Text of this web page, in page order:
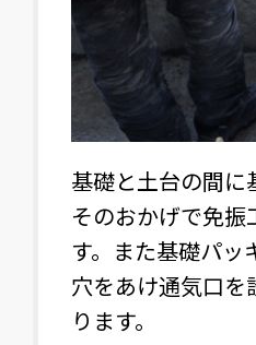
基礎と土台の間に
そのおかげで免
す。また基礎パッ
穴をあけ通気口
ります。